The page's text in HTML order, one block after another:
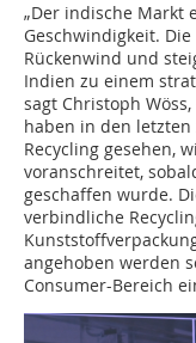
„Der indische Markt
Geschwindigkeit.
Rückenwind und
Indien zu einem
sagt Christoph
haben in den letzten
Recycling gesehen,
voranschreitet,
geschaffen wurde.
verbindliche
angehoben werden
Consumer-Bereich